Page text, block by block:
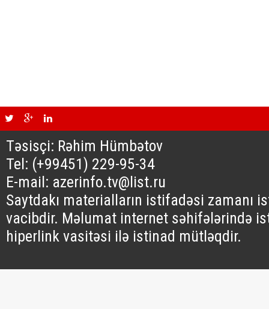
Təsisçi: Rəhim Hümbətov
Tel: (+99451) 229-95-34
E-mail: azerinfo.tv@list.ru
Saytdakı materialların istifadəsi zamanı
vacibdir. Məlumat internet səhifələrində
hiperlink vasitəsi ilə istinad mütləqdir.